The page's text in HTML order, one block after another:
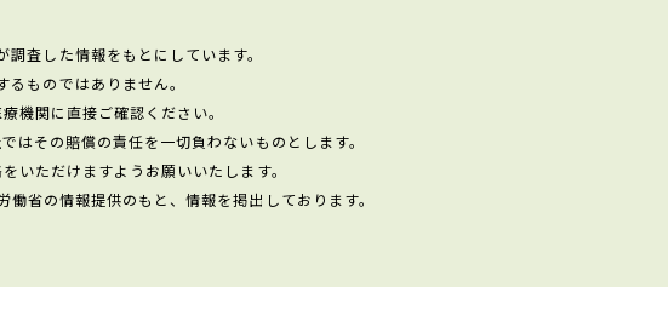
査した情報をもとにしています。
ものではありません。
機関に直接ご確認ください。
はその賠償の責任を一切負わないものとします。
いただけますようお願いいたします。
省の情報提供のもと、情報を掲出しております。